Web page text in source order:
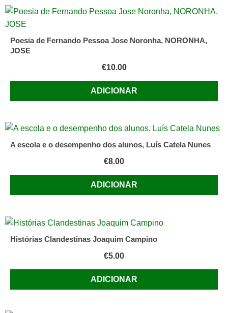
Maria
Teresa
e
Poesia de Fernando Pessoa Jose Noronha, NORONHA,
JOSE
€10.00
ADICIONAR
A escola e o desempenho dos alunos, Luís Catela Nunes
€8.00
ADICIONAR
Histórias Clandestinas Joaquim Campino
€5.00
ADICIONAR